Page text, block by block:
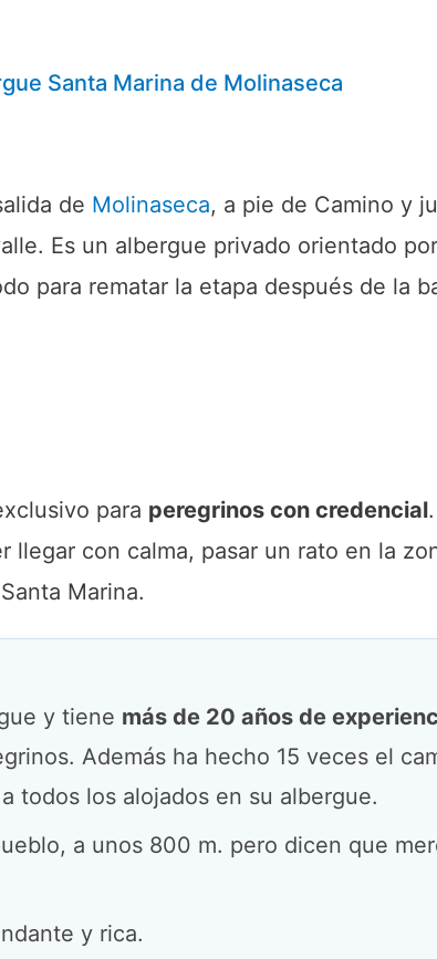
Santa Marina de Molinaseca
de Molinaseca, a pie de Camino y
Es un albergue privado orientado
para rematar la etapa después de la
para peregrinos con credencial
llegar con calma, pasar un rato en la
Marina.
y tiene más de 20 años de
Además ha hecho 15 veces el
todos los alojados en su albergue.
a unos 800 m. pero dicen que
y rica.